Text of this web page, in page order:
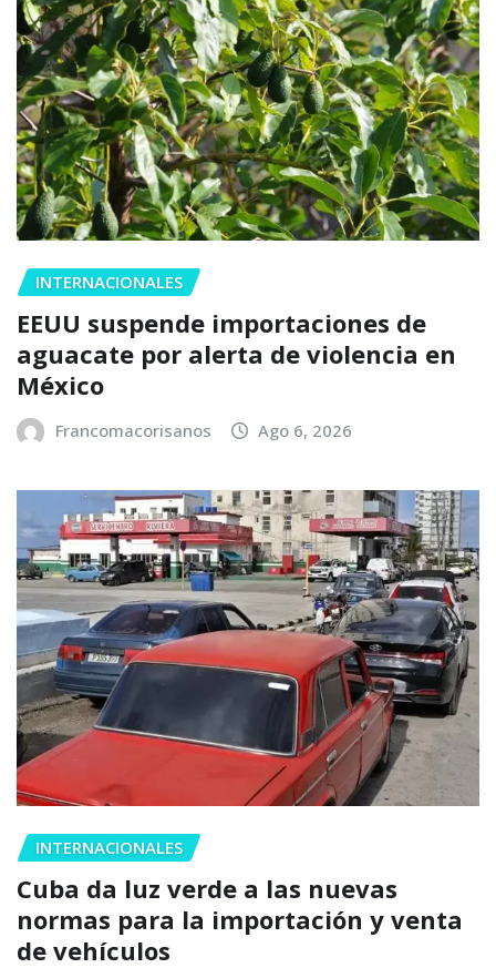
INTERNACIONALES
EEUU suspende importaciones de
aguacate por alerta de violencia en
México
Francomacorisanos Ago 6, 2026
INTERNACIONALES
Cuba da luz verde a las nuevas
normas para la importación y venta
de vehículos